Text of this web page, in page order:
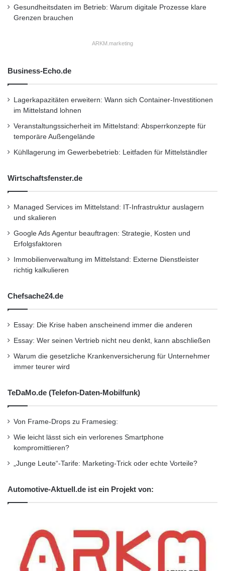
Gesundheitsdaten im Betrieb: Warum digitale Prozesse klare
Grenzen brauchen
ARKM.marketing
Business-Echo.de
Lagerkapazitäten erweitern: Wann sich Container-Investitionen
im Mittelstand lohnen
Veranstaltungssicherheit im Mittelstand: Absperrkonzepte für
temporäre Außengelände
Kühllagerung im Gewerbebetrieb: Leitfaden für Mittelständler
Wirtschaftsfenster.de
Managed Services im Mittelstand: IT-Infrastruktur auslagern
und skalieren
Google Ads Agentur beauftragen: Strategie, Kosten und
Erfolgsfaktoren
Immobilienverwaltung im Mittelstand: Externe Dienstleister
richtig kalkulieren
Chefsache24.de
Essay: Die Krise haben anscheinend immer die anderen
Essay: Wer seinen Vertrieb nicht neu denkt, kann abschließen
Warum die gesetzliche Krankenversicherung für Unternehmer
immer teurer wird
TeDaMo.de (Telefon-Daten-Mobilfunk)
Von Frame-Drops zu Framesieg:
Wie leicht lässt sich ein verlorenes Smartphone
kompromittieren?
„Junge Leute“-Tarife: Marketing-Trick oder echte Vorteile?
Automotive-Aktuell.de ist ein Projekt von: